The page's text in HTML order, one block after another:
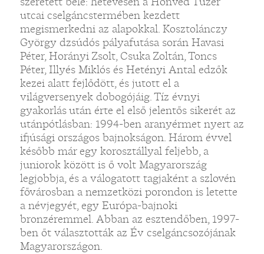
utcai cselgáncstermében kezdett
megismerkedni az alapokkal. Kosztolánczy
György dzsúdós pályafutása során Havasi
Péter, Horányi Zsolt, Csuka Zoltán, Toncs
Péter, Illyés Miklós és Hetényi Antal edzők
kezei alatt fejlődött, és jutott el a
világversenyek dobogójáig. Tíz évnyi
gyakorlás után érte el első jelentős sikerét az
utánpótlásban: 1994-ben aranyérmet nyert az
ifjúsági országos bajnokságon. Három évvel
később már egy korosztállyal feljebb, a
juniorok között is ő volt Magyarország
legjobbja, és a válogatott tagjaként a szlovén
fővárosban a nemzetközi porondon is letette
a névjegyét, egy Európa-bajnoki
bronzéremmel. Abban az esztendőben, 1997-
ben őt választották az Év cselgáncsozójának
Magyarországon.